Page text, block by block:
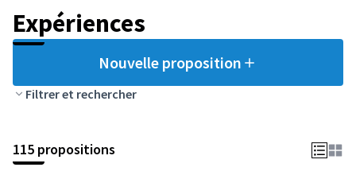
Expériences
Nouvelle proposition
Filtrer et rechercher
115 propositions